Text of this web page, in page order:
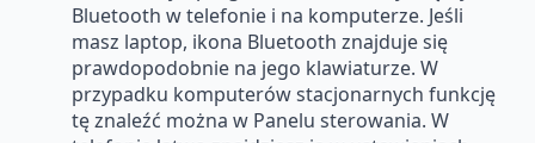
Bluetooth w telefonie i na komputerze. Jeśli
masz laptop, ikona Bluetooth znajduje się
prawdopodobnie na jego klawiaturze. W
przypadku komputerów stacjonarnych funkcję
tę znaleźć można w Panelu sterowania. W